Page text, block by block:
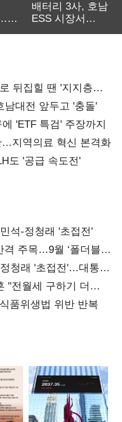
배터리 3사, 호남
ESS 시장서
뒤집힐 땐 '지지층
대전 앞두고 '충돌'
'ETF 특검' 주장까지
…지역의료 혁신 본격화
도 '공급 속도전'
석-정청래 '초접전'
격 주목…9월 ‘폴더블
청래 '초접전'…대통령
"전월세 구하기 더
품위생법 위반 반복